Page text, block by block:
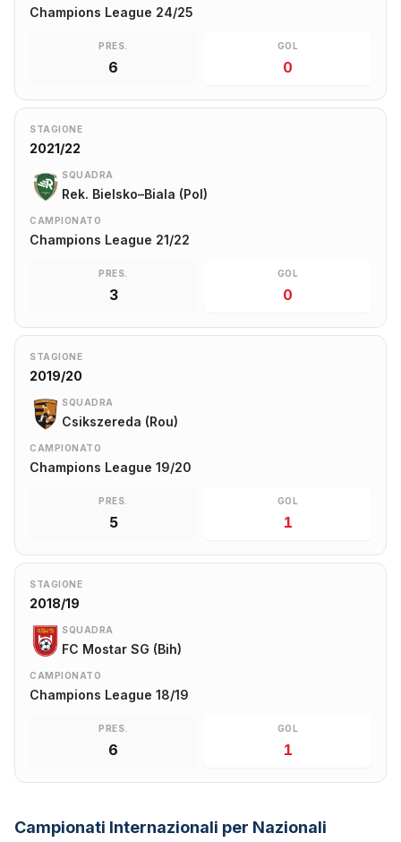
Champions League 24/25
PRES.
6
GOL
0
STAGIONE
2021/22
SQUADRA
Rek. Bielsko–Biala (Pol)
CAMPIONATO
Champions League 21/22
PRES.
3
GOL
0
STAGIONE
2019/20
SQUADRA
Csikszereda (Rou)
CAMPIONATO
Champions League 19/20
PRES.
5
GOL
1
STAGIONE
2018/19
SQUADRA
FC Mostar SG (Bih)
CAMPIONATO
Champions League 18/19
PRES.
6
GOL
1
Campionati Internazionali per Nazionali